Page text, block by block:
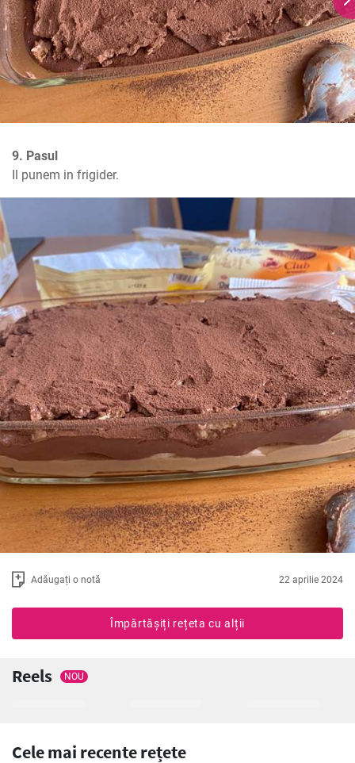
9. Pasul
Il punem in frigider.
Adăugați o notă 22 aprilie 2024
Împărtășiți rețeta cu alții
Reels NOU
Cele mai recente rețete